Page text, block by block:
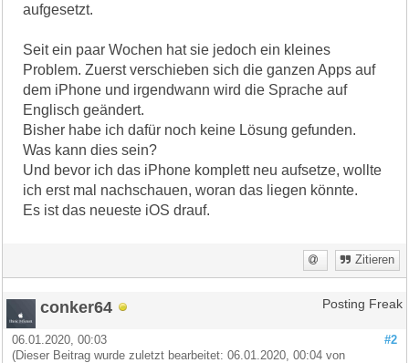
aufgesetzt.
Seit ein paar Wochen hat sie jedoch ein kleines
Problem. Zuerst verschieben sich die ganzen Apps auf
dem iPhone und irgendwann wird die Sprache auf
Englisch geändert.
Bisher habe ich dafür noch keine Lösung gefunden.
Was kann dies sein?
Und bevor ich das iPhone komplett neu aufsetze, wollte
ich erst mal nachschauen, woran das liegen könnte.
Es ist das neueste iOS drauf.
Zitieren
conker64 Posting Freak
#2
06.01.2020, 00:03
(Dieser Beitrag wurde zuletzt bearbeitet: 06.01.2020, 00:04 von